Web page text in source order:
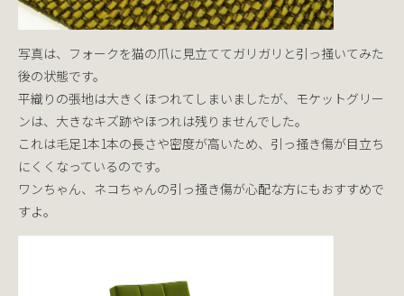
写真は、フォークを猫の爪に見立ててガリガリと引っ掻いてみた
後の状態です。
平織りの張地は大きくほつれてしまいましたが、モケットグリー
ンは、大きなキズ跡やほつれは残りませんでした。
これは毛足1本1本の長さや密度が高いため、引っ掻き傷が目立ち
にくくなっているのです。
ワンちゃん、ネコちゃんの引っ掻き傷が心配な方にもおすすめで
すよ。